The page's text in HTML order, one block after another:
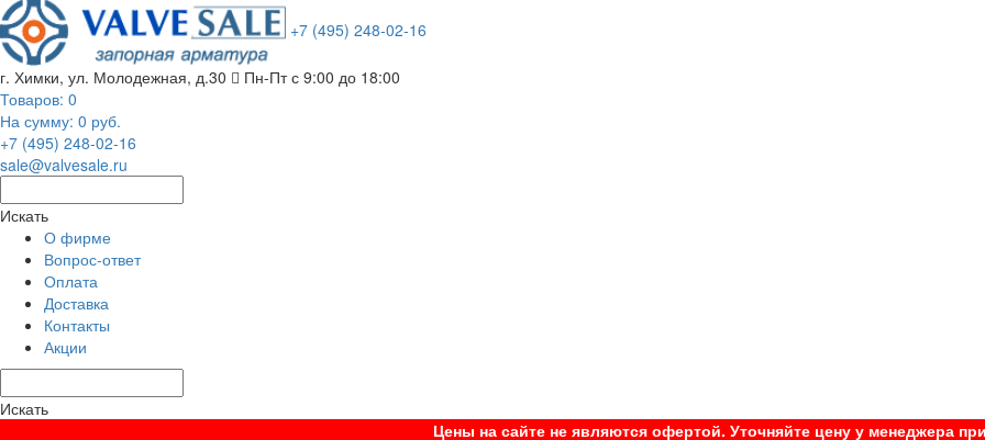
+7 (495) 248-02-16
г. Химки, ул. Молодежная, д.30
Пн-Пт с 9:00 до 18:00
Товаров: 0
На сумму: 0 руб.
+7 (495) 248-02-16
sale@valvesale.ru
Искать
О фирме
Вопрос-ответ
Оплата
Доставка
Контакты
Акции
Искать
Цены на сайте не являются офертой. Уточняйте цену у менеджера